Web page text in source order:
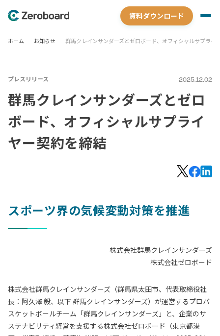
資料ダウンロード
ホーム お知らせ 群馬クレインサンダーズとゼロボード、オフィシャルサプライ
プレスリリース 2025.12.02
群馬クレインサンダーズとゼロ
ボード、オフィシャルサプライ
ヤー契約を締結
スポーツ界の気候変動対策を推進
株式会社群馬クレインサンダーズ
株式会社ゼロボード
株式会社群馬クレインサンダーズ（群馬県太田市、代表取締役社
長：阿久澤 毅、以下 群馬クレインサンダーズ）が運営するプロバ
スケットボールチーム「群馬クレインサンダーズ」と、企業のサ
ステナビリティ経営を支援する株式会社ゼロボード（東京都港